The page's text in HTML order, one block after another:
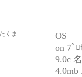
たくま
OS
on ﾌﾟ
9.0c
4.0mb